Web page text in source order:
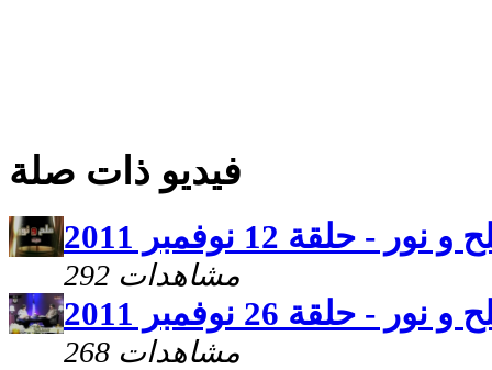
فيديو ذات صلة
نور - حلقة 12 نوفمبر 2011
292 مشاهدات
نور - حلقة 26 نوفمبر 2011
268 مشاهدات